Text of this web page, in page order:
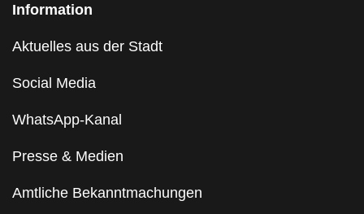
Information
Aktuelles aus der Stadt
Social Media
WhatsApp-Kanal
Presse & Medien
Amtliche Bekanntmachungen